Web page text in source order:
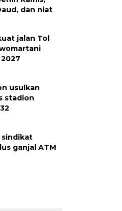
milik warga yang
Kalimantan Tengah,
pemotongan hewan
pertama bertepatan
di tempat tersebut.
dan niat
jalan Tol
usulkan
stadion
sindikat
ganjal ATM